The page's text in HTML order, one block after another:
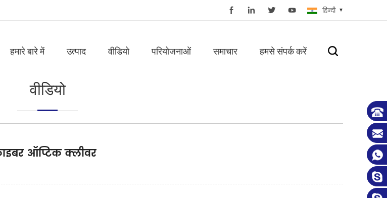
हिन्दी
हमारे बारे में उत्पाद वीडियो परियोजनाओं समाचार हमसे संपर्क करें
वीडियो
ऑप्टिक क्लीवर